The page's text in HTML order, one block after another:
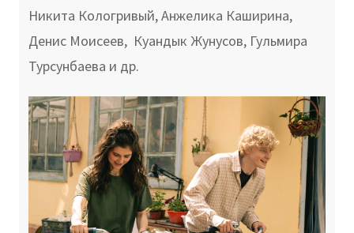
Никита Кологривый, Анжелика Каширина,
Денис Моисеев, Куандык Жунусов, Гульмира
Турсунбаева и др.